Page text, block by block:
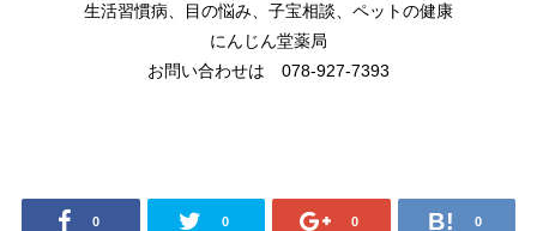
生活習慣病、目の悩み、子宝相談、ペットの健康
にんじん堂薬局
お問い合わせは 078-927-7393
0 0 0 0